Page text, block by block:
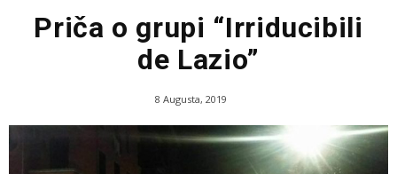
Priča o grupi “Irriducibili
de Lazio”
8 Augusta, 2019